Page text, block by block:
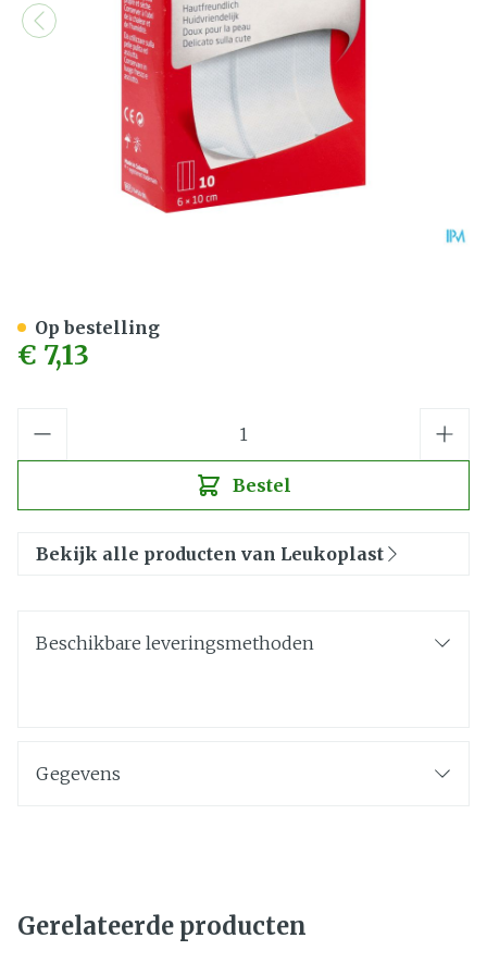
€ 7,13
Bestel
Op bestelling
Bekijk alle producten van Leukoplast
Beschikbare leveringsmethoden
Gegevens
Gerelateerde producten